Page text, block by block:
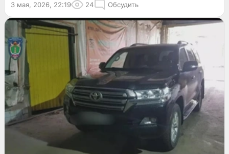
3 мая, 2026, 22:19 24 Обсудить